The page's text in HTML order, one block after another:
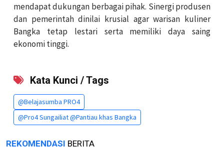
mendapat dukungan berbagai pihak. Sinergi produsen
dan pemerintah dinilai krusial agar warisan kuliner
Bangka tetap lestari serta memiliki daya saing
ekonomi tinggi.
Kata Kunci / Tags
@Belajasumba PRO4
@Pro4 Sungailiat @Pantiau khas Bangka
REKOMENDASI BERITA